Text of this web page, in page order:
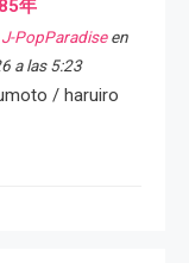
年
PopParadiseen
a las 5:23
/ haruiro